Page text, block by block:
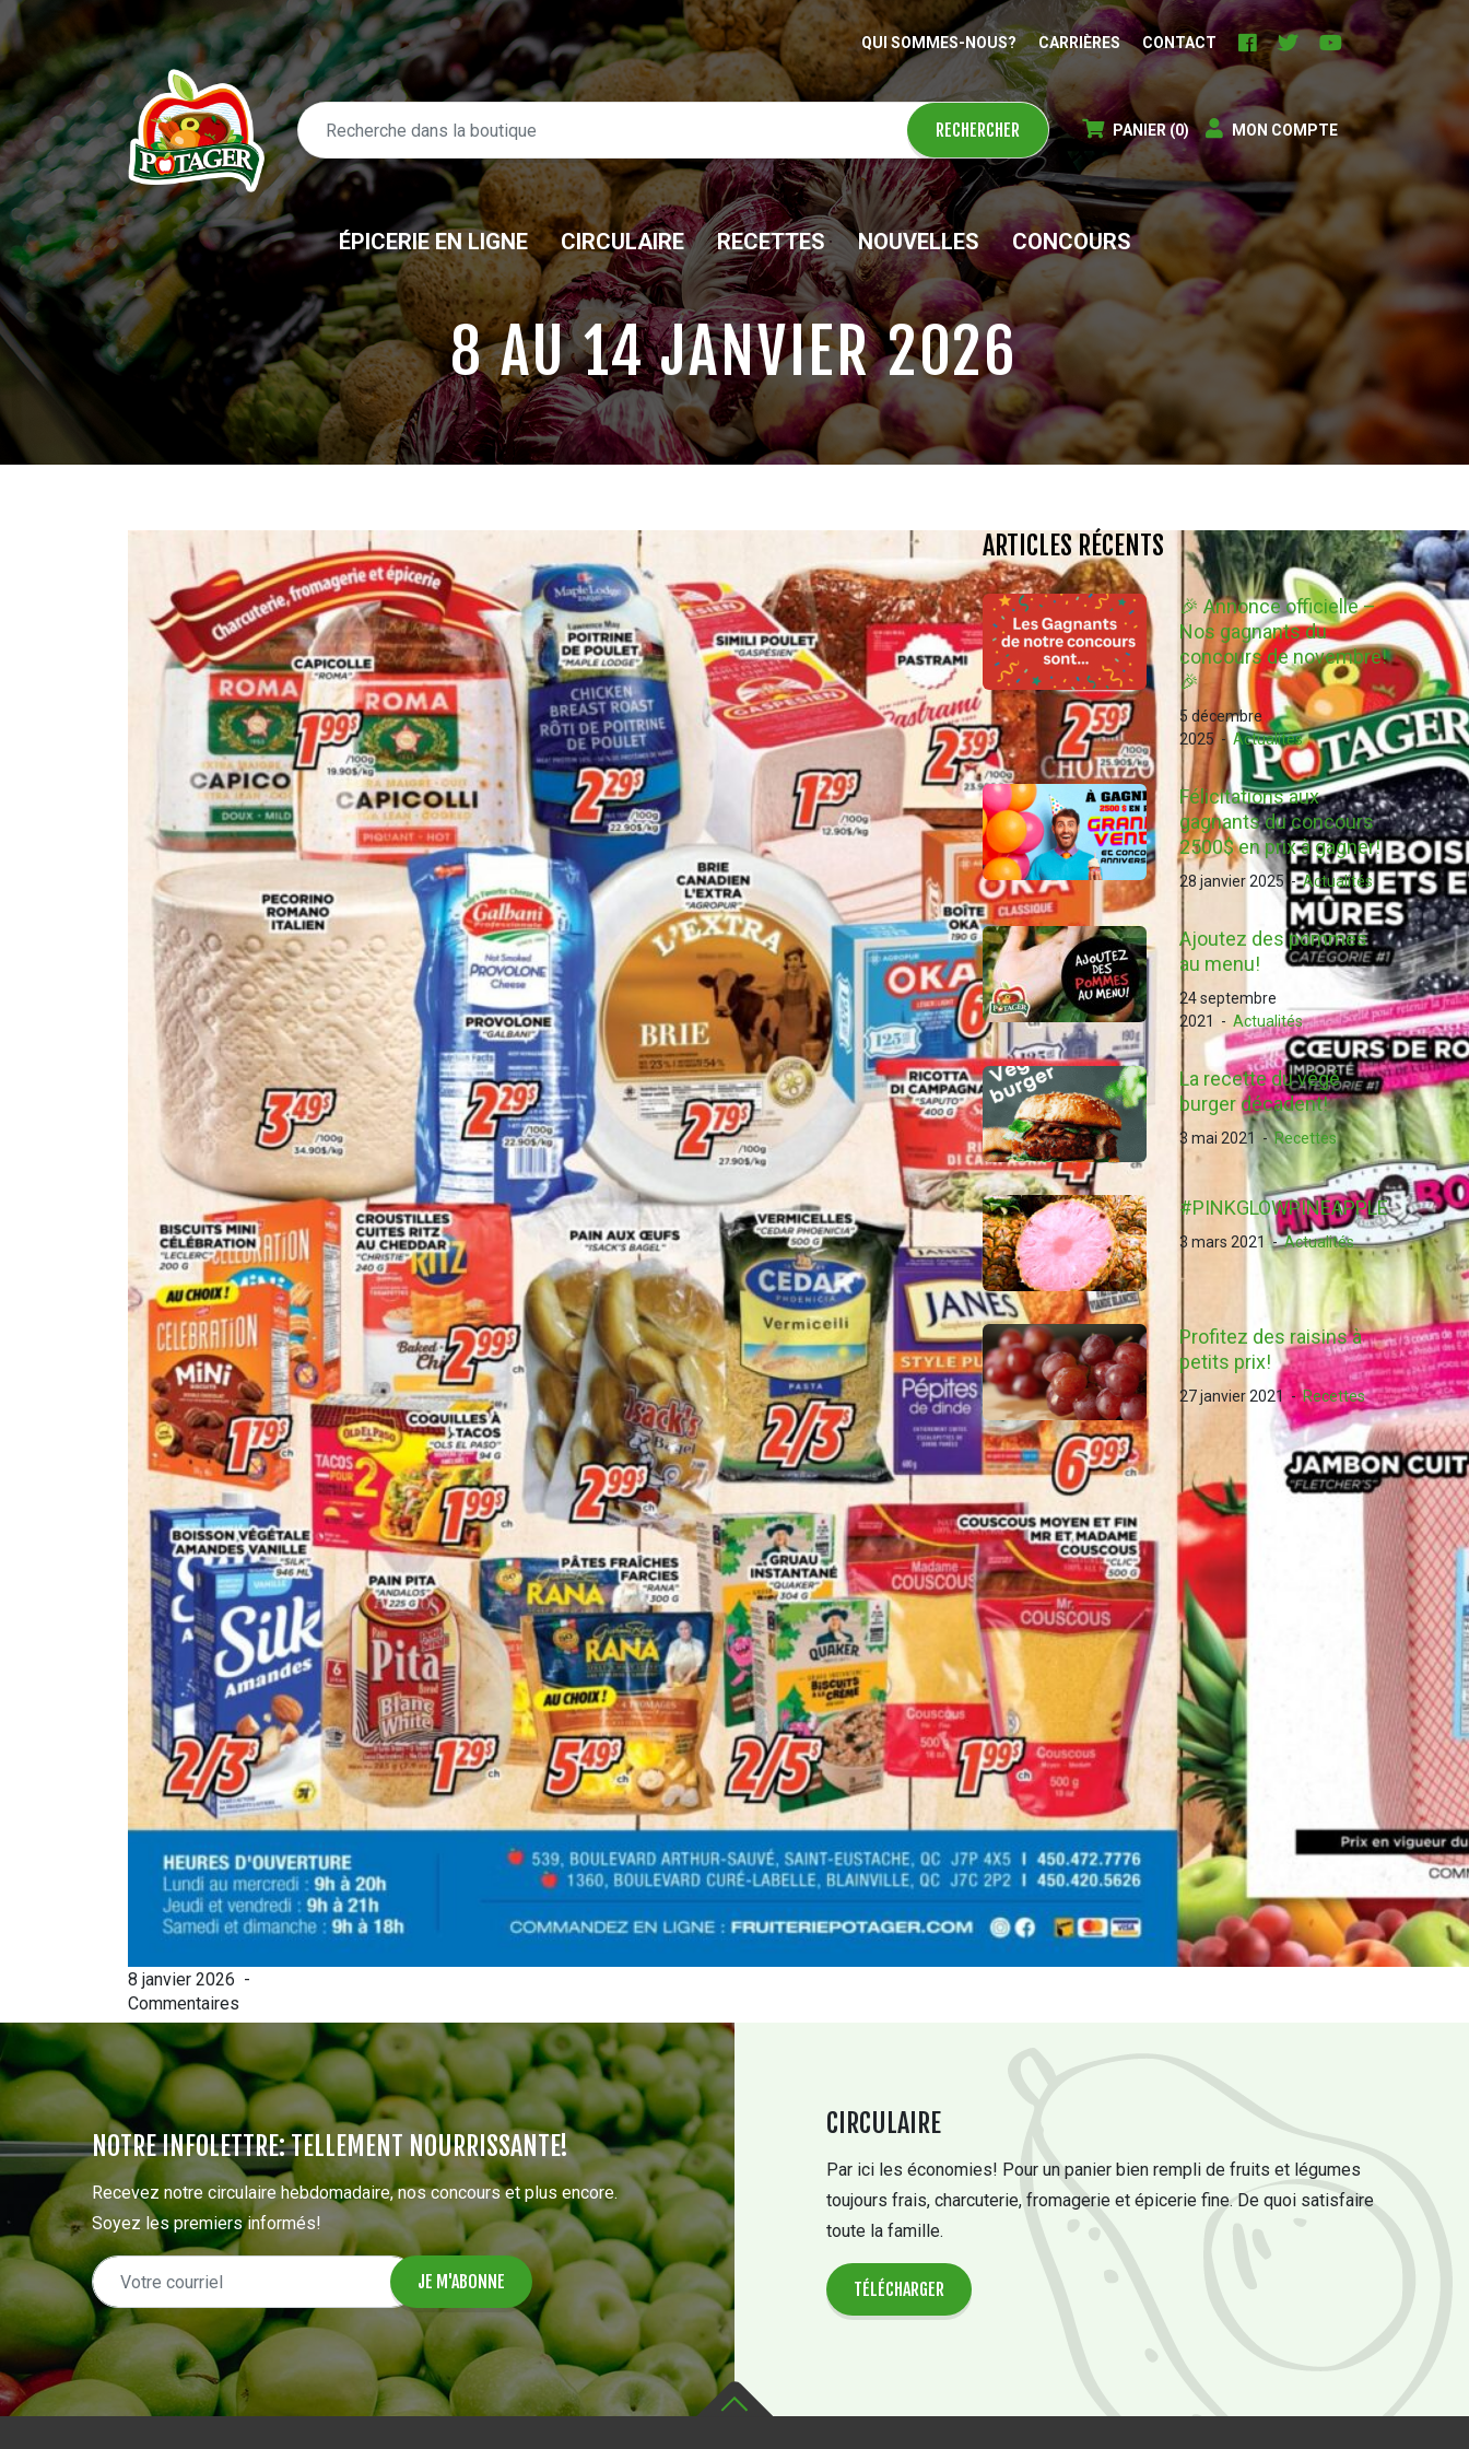
QUI SOMMES-NOUS? CARRIÈRES CONTACT
PANIER (0) MON COMPTE
ÉPICERIE EN LIGNE CIRCULAIRE RECETTES NOUVELLES CONCOURS
8 AU 14 JANVIER 2026
QUI SOMMES-NOUS?
8 janvier 2026 -
Commentaires
ARTICLES RÉCENTS
🎉 Annonce officielle –
Nos gagnants du
concours de novembre!
🎉
5 décembre
2025-Actualités
Félicitations aux
gagnants du concours
2500$ en prix à gagner!
28 janvier 2025-Actualités
Ajoutez des pommes
au menu!
24 septembre
2021
- Actualités
La recette du végé
burger décadent!
3 mai 2021 -Recettes
#PINKGLOWPINEAPPLE
3 mars 2021 -Actualités
Profitez des raisins à
petits prix!
27 janvier 2021 -Recettes
CIRCULAIRE
Par ici les économies! Pour un panier bien rempli de fruits et légumes
toujours frais, charcuterie, fromagerie et épicerie fine. De quoi satisfaire
toute la famille.
TÉLÉCHARGER
NOTRE INFOLETTRE: TELLEMENT NOURRISSANTE!
Recevez notre circulaire hebdomadaire, nos concours et plus encore.
Soyez les premiers informés!